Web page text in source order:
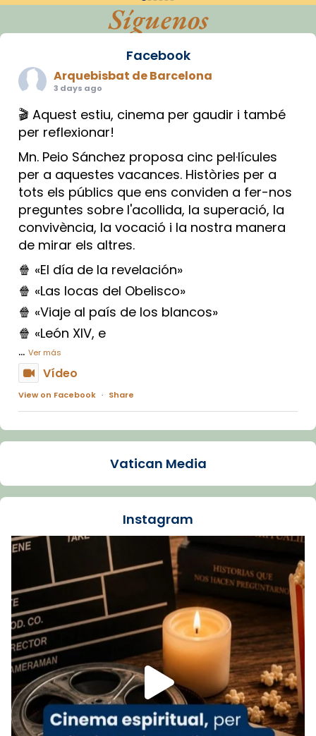
Síguenos
Facebook
Arquebisbat de Barcelona
3 days ago
🎬 Aquest estiu, cinema per gaudir i també
per reflexionar!
Mn. Peio Sánchez proposa cinc pel·lícules
per a aquestes vacances. Històries per a
tots els públics que ens conviden a fer-nos
preguntes sobre l'acollida, la superació, la
convivència, la vocació i la nostra manera
de mirar els altres.
🍿 «El día de la revelación»
🍿 «Las locas del Obelisco»
🍿 «Viaje al país de los blancos»
🍿 «León XIV, e
... Ver más
Vídeo
View on Facebook · Share
Arquebisbat de Barcelona
La Carmina va patir depressió. Fa gairebé
dos mesos, a l'Estadi Lluís Companys, la
Recupera l'entrevista comp
Vatican
tican News 👇
www.vaticannews.va/es/iglesia/news/2026-
07/carmina-historia-depresion-papa-viaje-
espana-testimoni...
Foto
View on Facebook · Share
Arquebisbat de Barcelona
2 weeks ago
Vatican Media
Instagram